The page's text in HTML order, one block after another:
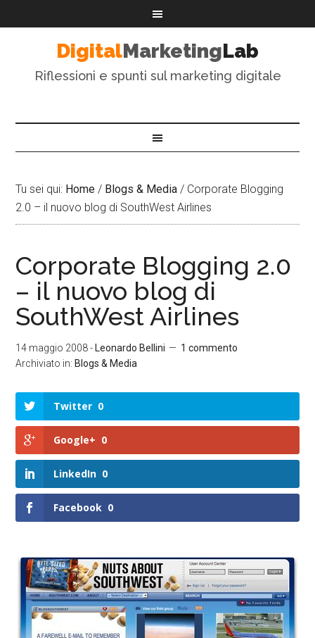
DigitalMarketingLab
Riflessioni e spunti sul marketing digitale
Tu sei qui: Home / Blogs & Media / Corporate Blogging
2.0 – il nuovo blog di SouthWest Airlines
Corporate Blogging 2.0
– il nuovo blog di
SouthWest Airlines
14 maggio 2008- Leonardo Bellini
1 commento
Archiviato in: Blogs & Media
Twitter 0
Google+ 0
LinkedIn 0
Facebook 0